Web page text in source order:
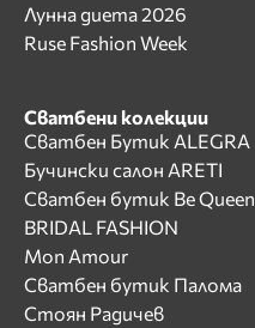
Лунна диета 2026
Ruse Fashion Week
Сватбени колекции
Сватбен Бутик ALEGRA
Бучински салон ARETI
Сватбен бутик Be Queen
BRIDAL FASHION
Mon Amour
Сватбен бутик Палома
Стоян Радичев